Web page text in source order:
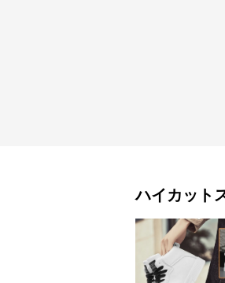
ハイカット